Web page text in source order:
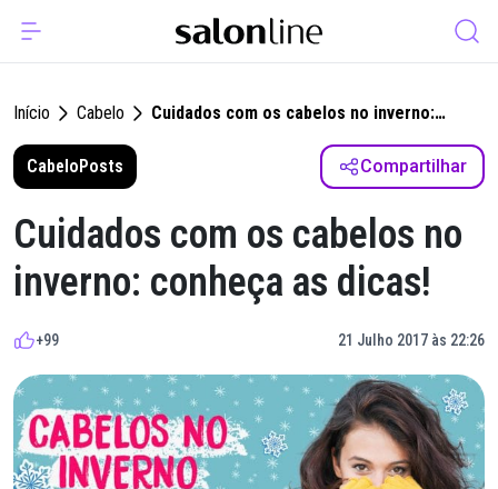
Início Cabelo
Cuidados com os cabelos no inverno:
CabeloPosts Compartilhar
Cuidados com os cabelos no
inverno: conheça as dicas!
+99 21 Julho 2017 às 22:26